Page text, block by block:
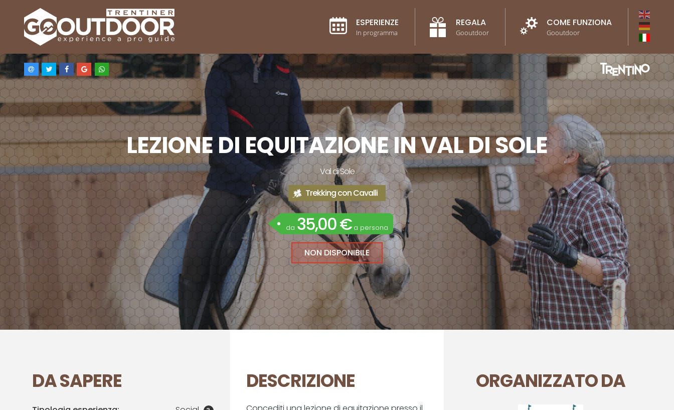
ESPERIENZE
In programma
REGALA
Gooutdoor
COME FUNZIONA
Gooutdoor
LEZIONE DI EQUITAZIONE IN VAL DI SOLE
Val di Sole
Trekking con Cavalli
da 35,00 € a persona
NON DISPONIBILE
DA SAPERE DESCRIZIONE ORGANIZZATO DA